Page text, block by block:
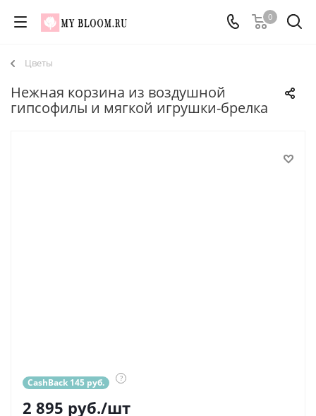
0
Цветы
Нежная корзина из воздушной
гипсофилы и мягкой игрушки-брелка
CashBack 145 руб. ?
2 895 руб./шт